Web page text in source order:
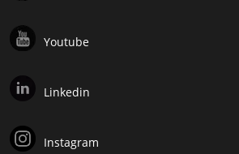
Youtube
Linkedin
Instagram